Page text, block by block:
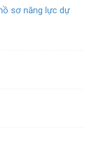
sơ năng lực dự